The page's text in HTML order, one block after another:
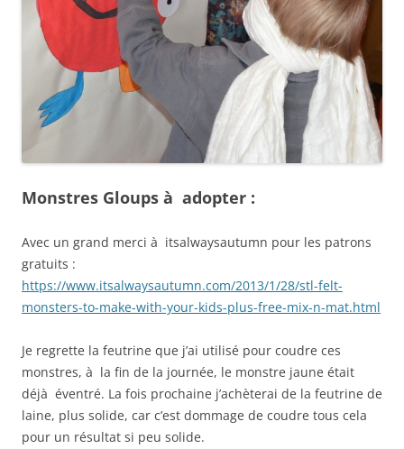
Monstres Gloups à adopter :
Avec un grand merci à itsalwaysautumn pour les patrons
gratuits :
https://www.itsalwaysautumn.com/2013/1/28/stl-felt-
monsters-to-make-with-your-kids-plus-free-mix-n-mat.html
Je regrette la feutrine que j’ai utilisé pour coudre ces
monstres, à la fin de la journée, le monstre jaune était
déjà éventré. La fois prochaine j’achèterai de la feutrine de
laine, plus solide, car c’est dommage de coudre tous cela
pour un résultat si peu solide.